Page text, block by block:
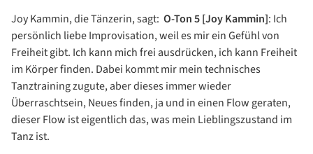
Joy Kammin, die Tänzerin, sagt: O-Ton 5 [Joy Kammin]: Ich
persönlich liebe Improvisation, weil es mir ein Gefühl von
Freiheit gibt. Ich kann mich frei ausdrücken, ich kann Freiheit
im Körper finden. Dabei kommt mir mein technisches
Tanztraining zugute, aber dieses immer wieder
Überraschtsein, Neues finden, ja und in einen Flow geraten,
dieser Flow ist eigentlich das, was mein Lieblingszustand im
Tanz ist.